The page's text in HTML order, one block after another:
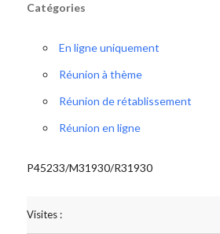
Catégories
En ligne uniquement
Réunion à thème
Réunion de rétablissement
Réunion en ligne
P45233/M31930/R31930
Visites :